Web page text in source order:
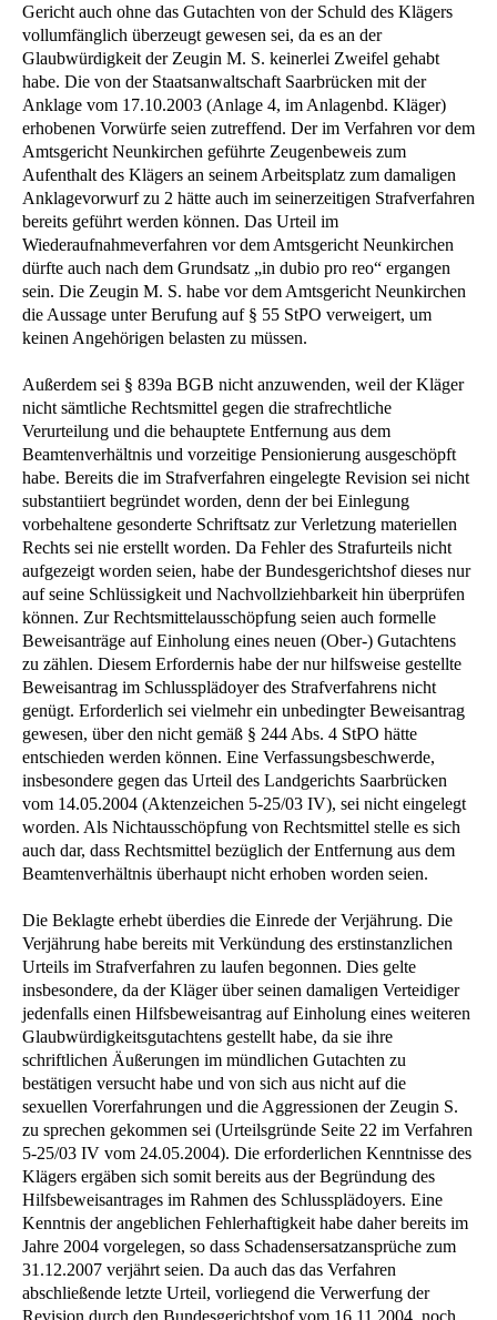
Gericht auch ohne das Gutachten von der Schuld des Klägers
vollumfänglich überzeugt gewesen sei, da es an der
Glaubwürdigkeit der Zeugin M. S. keinerlei Zweifel gehabt
habe. Die von der Staatsanwaltschaft Saarbrücken mit der
Anklage vom 17.10.2003 (Anlage 4, im Anlagenbd. Kläger)
erhobenen Vorwürfe seien zutreffend. Der im Verfahren vor dem
Amtsgericht Neunkirchen geführte Zeugenbeweis zum
Aufenthalt des Klägers an seinem Arbeitsplatz zum damaligen
Anklagevorwurf zu 2 hätte auch im seinerzeitigen Strafverfahren
bereits geführt werden können. Das Urteil im
Wiederaufnahmeverfahren vor dem Amtsgericht Neunkirchen
dürfte auch nach dem Grundsatz „in dubio pro reo“ ergangen
sein. Die Zeugin M. S. habe vor dem Amtsgericht Neunkirchen
die Aussage unter Berufung auf § 55 StPO verweigert, um
keinen Angehörigen belasten zu müssen.
Außerdem sei § 839a BGB nicht anzuwenden, weil der Kläger
nicht sämtliche Rechtsmittel gegen die strafrechtliche
Verurteilung und die behauptete Entfernung aus dem
Beamtenverhältnis und vorzeitige Pensionierung ausgeschöpft
habe. Bereits die im Strafverfahren eingelegte Revision sei nicht
substantiiert begründet worden, denn der bei Einlegung
vorbehaltene gesonderte Schriftsatz zur Verletzung materiellen
Rechts sei nie erstellt worden. Da Fehler des Strafurteils nicht
aufgezeigt worden seien, habe der Bundesgerichtshof dieses nur
auf seine Schlüssigkeit und Nachvollziehbarkeit hin überprüfen
können. Zur Rechtsmittelausschöpfung seien auch formelle
Beweisanträge auf Einholung eines neuen (Ober-) Gutachtens
zu zählen. Diesem Erfordernis habe der nur hilfsweise gestellte
Beweisantrag im Schlussplädoyer des Strafverfahrens nicht
genügt. Erforderlich sei vielmehr ein unbedingter Beweisantrag
gewesen, über den nicht gemäß § 244 Abs. 4 StPO hätte
entschieden werden können. Eine Verfassungsbeschwerde,
insbesondere gegen das Urteil des Landgerichts Saarbrücken
vom 14.05.2004 (Aktenzeichen 5-25/03 IV), sei nicht eingelegt
worden. Als Nichtausschöpfung von Rechtsmittel stelle es sich
auch dar, dass Rechtsmittel bezüglich der Entfernung aus dem
Beamtenverhältnis überhaupt nicht erhoben worden seien.
Die Beklagte erhebt überdies die Einrede der Verjährung. Die
Verjährung habe bereits mit Verkündung des erstinstanzlichen
Urteils im Strafverfahren zu laufen begonnen. Dies gelte
insbesondere, da der Kläger über seinen damaligen Verteidiger
jedenfalls einen Hilfsbeweisantrag auf Einholung eines weiteren
Glaubwürdigkeitsgutachtens gestellt habe, da sie ihre
schriftlichen Äußerungen im mündlichen Gutachten zu
bestätigen versucht habe und von sich aus nicht auf die
sexuellen Vorerfahrungen und die Aggressionen der Zeugin S.
zu sprechen gekommen sei (Urteilsgründe Seite 22 im Verfahren
5-25/03 IV vom 24.05.2004). Die erforderlichen Kenntnisse des
Klägers ergäben sich somit bereits aus der Begründung des
Hilfsbeweisantrages im Rahmen des Schlussplädoyers. Eine
Kenntnis der angeblichen Fehlerhaftigkeit habe daher bereits im
Jahre 2004 vorgelegen, so dass Schadensersatzansprüche zum
31.12.2007 verjährt seien. Da auch das das Verfahren
abschließende letzte Urteil, vorliegend die Verwerfung der
Revision durch den Bundesgerichtshof vom 16.11.2004, noch